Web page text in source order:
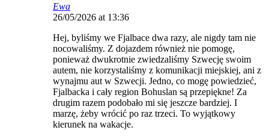
Ewa
26/05/2026 at 13:36
Hej, byliśmy we Fjalbace dwa razy, ale nigdy tam nie
nocowaliśmy. Z dojazdem również nie pomogę,
ponieważ dwukrotnie zwiedzaliśmy Szwecję swoim
autem, nie korzystaliśmy z komunikacji miejskiej, ani z
wynajmu aut w Szwecji. Jedno, co mogę powiedzieć,
Fjalbacka i cały region Bohuslan są przepiękne! Za
drugim razem podobało mi się jeszcze bardziej. I
marzę, żeby wrócić po raz trzeci. To wyjątkowy
kierunek na wakacje.